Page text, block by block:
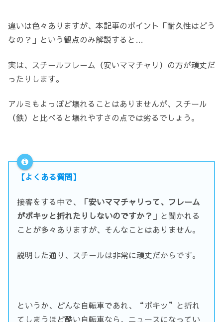
違いは色々ありますが、本記事のポイント「耐久性はどう
なの？」という観点のみ解説すると…
実は、スチールフレーム（安いママチャリ）の方が頑丈だ
ったりします。
アルミもよっぽど壊れることはありませんが、スチール
（鉄）と比べると壊れやすさの点では劣るでしょう。
【よくある質問】
接客をする中で、
「安いママチャリって、フレーム
がポキッと折れたりしないのですか？」 と聞かれる
ことが多々ありますが、そんなことはありません。
説明した通り、スチールは非常に頑丈だからです。
というか、どんな自転車であれ、“ポキッ”と折れ
てしまうほど酷い自転車なら、ニュースになってい